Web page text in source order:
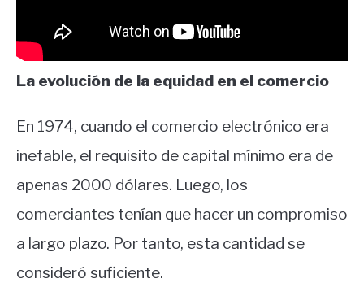
La evolución de la equidad en el comercio
En 1974, cuando el comercio electrónico era
inefable, el requisito de capital mínimo era de
apenas 2000 dólares. Luego, los
comerciantes tenían que hacer un compromiso
a largo plazo. Por tanto, esta cantidad se
consideró suficiente.